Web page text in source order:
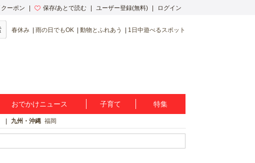
ーポン 保存/あとで読む ユーザー登録(無料) ログイン
春休み 雨の日でもOK 動物とふれあう 1日中遊べるスポット
おでかけニュース 子育て 特集
九州・沖縄 福岡